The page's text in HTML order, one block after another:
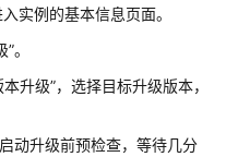
实例的基本信息页面。
。
升级”，选择目标升级版本，
动升级前预检查，等待几分